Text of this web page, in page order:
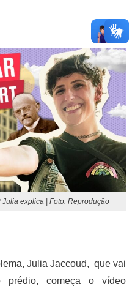
explica | Foto: Reprodução
Julia Jaccoud, que vai
começa o vídeo